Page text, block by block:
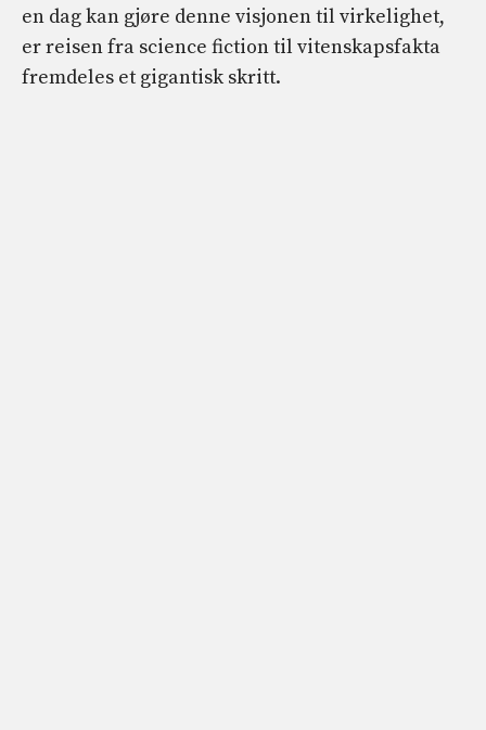
en dag kan gjøre denne visjonen til virkelighet,
er reisen fra science fiction til vitenskapsfakta
fremdeles et gigantisk skritt.